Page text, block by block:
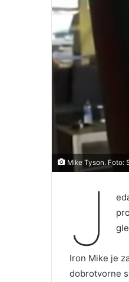
Mike Tyson. Foto:
J
Iron Mike je
dobrotvorne